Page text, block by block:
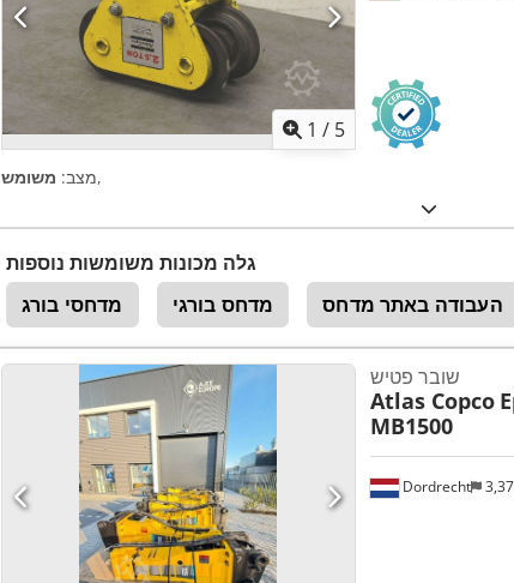
1 / 5
מצב: משומש ,
גלה מכונות משומשות נוספות
מדחסי בורג
מדחס בורגי העבודה באתר מדחס
Dordrecht
שובר פטיש
Atlas Copco
MB1500